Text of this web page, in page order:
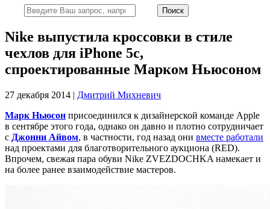
Nike выпустила кроссовки в стиле
чехлов для iPhone 5c,
спроектированные Марком Ньюсоном
27 декабря 2014 | Дмитрий Михневич
Марк Ньюсон присоединился к дизайнерской команде Apple
в сентябре этого года, однако он давно и плотно сотрудничает
с Джонни Айвом, в частности, год назад они вместе работали
над проектами для благотворительного аукциона (RED).
Впрочем, свежая пара обуви Nike ZVEZDOCHKA намекает и
на более ранее взаимодействие мастеров.